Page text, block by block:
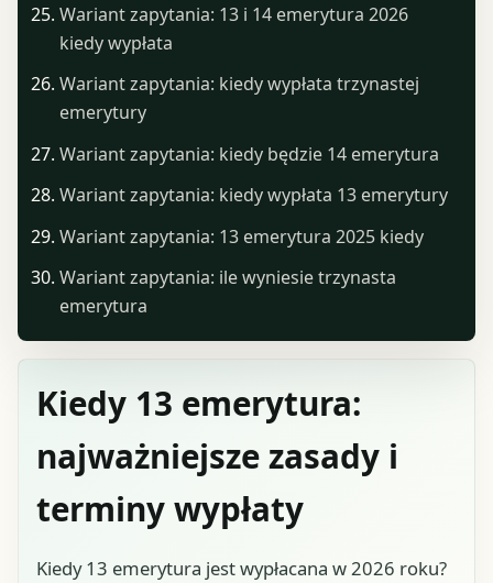
Kiedy 13 emerytura:
najważniejsze zasady i
terminy wypłaty
Kiedy 13 emerytura jest wypłacana w 2026 roku?
Wariant zapytania: 13 i 14 emerytura 2026
kiedy wypłata
Wariant zapytania: kiedy wypłata trzynastej
emerytury
Wariant zapytania: kiedy będzie 14 emerytura
Wariant zapytania: kiedy wypłata 13 emerytury
Wariant zapytania: 13 emerytura 2025 kiedy
Wariant zapytania: ile wyniesie trzynasta
emerytura